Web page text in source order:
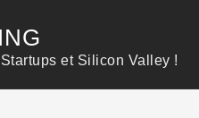
et Silicon Valley !